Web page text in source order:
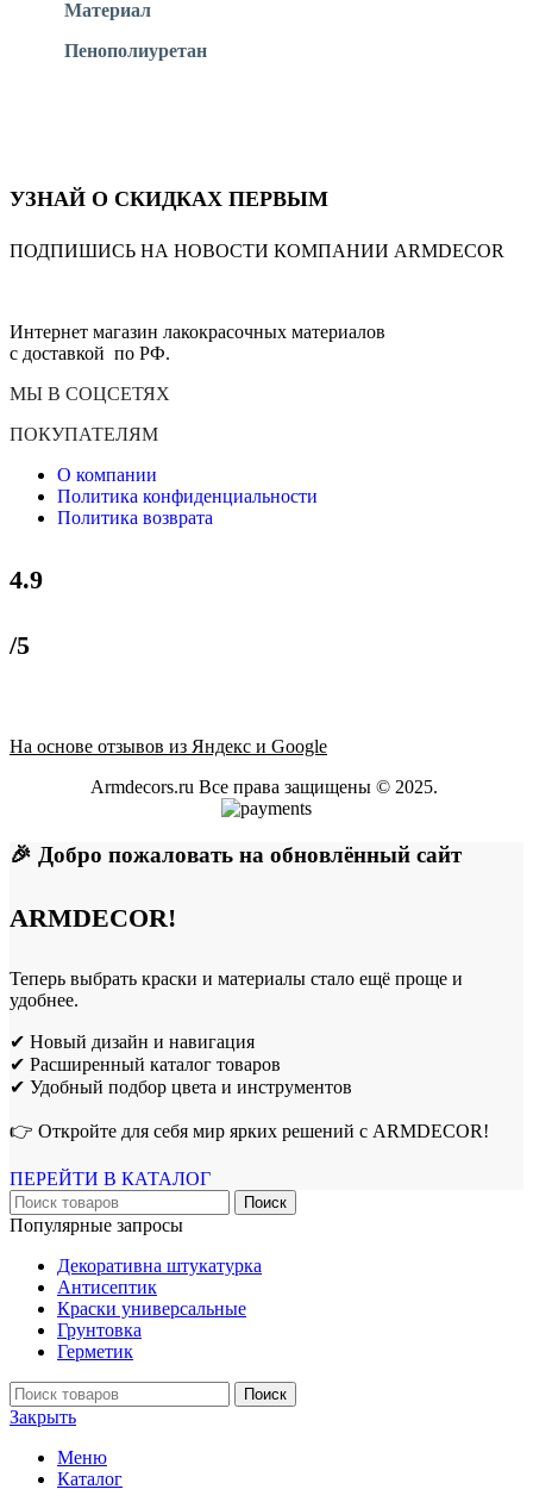
Материал
Пенополиуретан
УЗНАЙ О СКИДКАХ ПЕРВЫМ
ПОДПИШИСЬ НА НОВОСТИ КОМПАНИИ ARMDECOR
Интернет магазин лакокрасочных материалов
с доставкой по РФ.
МЫ В СОЦСЕТЯХ
ПОКУПАТЕЛЯМ
О компании
Политика конфиденциальности
Политика возврата
4.9
/5
На основе отзывов из Яндекс и Google
Armdecors.ru Все права защищены © 2025. ​
🎉 Добро пожаловать на обновлённый сайт
ARMDECOR!
Теперь выбрать краски и материалы стало ещё проще и
удобнее.
✔ Новый дизайн и навигация
✔ Расширенный каталог товаров
✔ Удобный подбор цвета и инструментов
👉 Откройте для себя мир ярких решений с ARMDECOR!
ПЕРЕЙТИ В КАТАЛОГ
Поиск
Популярные запросы
Декоративна штукатурка
Антисептик
Краски универсальные
Грунтовка
Герметик
Поиск
Закрыть
Меню
Каталог